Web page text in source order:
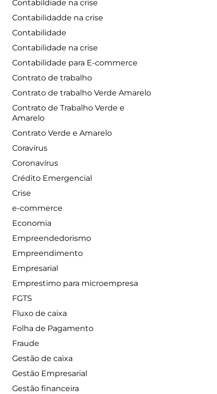
Contabildiade na crise
Contabilidadde na crise
Contabilidade
Contabilidade na crise
Contabilidade para E-commerce
Contrato de trabalho
Contrato de trabalho Verde Amarelo
Contrato de Trabalho Verde e
Amarelo
Contrato Verde e Amarelo
Coravírus
Coronavírus
Crédito Emergencial
Crise
e-commerce
Economia
Empreendedorismo
Empreendimento
Empresarial
Emprestimo para microempresa
FGTS
Fluxo de caixa
Folha de Pagamento
Fraude
Gestão de caixa
Gestão Empresarial
Gestão financeira